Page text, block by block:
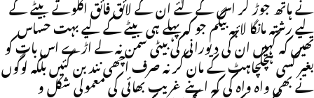
نے ہاتھ جوڑ کر اس کے لئے ان کے لائق فائق اکلوتے بیٹے کے
لیے رشتہ مانگا لائبہ بیگم جو کہ پہلے ہی بیٹے کے لیے بہت حساس
تھیں کہ کہیں ان کی دیورانی کی بیٹی سمن نہ لے اڑے اس بات کو
بغیر کسی ہچکچاہٹ کے مان کر نہ صرف اچھی نند بن گئیں بلکہ لوگوں
نے بھی واہ واہ کی کہ اپنے غریب بھائی کی معمولی شکل و